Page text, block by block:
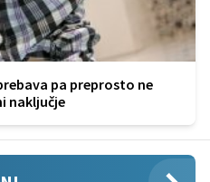
pa preprosto ne
naključje